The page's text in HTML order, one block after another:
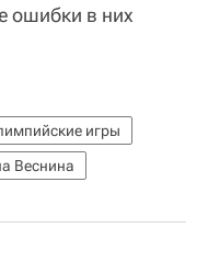
ошибки в них
игры
Веснина